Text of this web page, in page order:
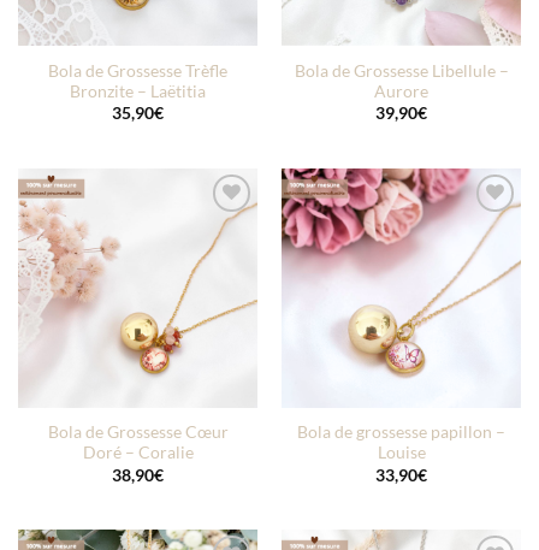
Bola de Grossesse Trèfle
Bronzite – Laëtitia
35,90€
Bola de Grossesse Libellule –
Aurore
39,90€
Ajouter
d’envies
Bola de Grossesse Cœur
Doré – Coralie
38,90€
Ajouter
à la liste
d’envies
Bola de grossesse papillon –
Louise
33,90€